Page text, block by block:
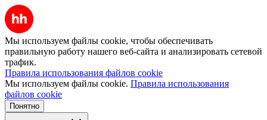
Мы используем файлы cookie, чтобы обеспечивать
правильную работу нашего веб-сайта и анализировать сетевой
трафик.
Правила использования файлов cookie
Мы используем файлы cookie. Правила использования
файлов cookie
Понятно